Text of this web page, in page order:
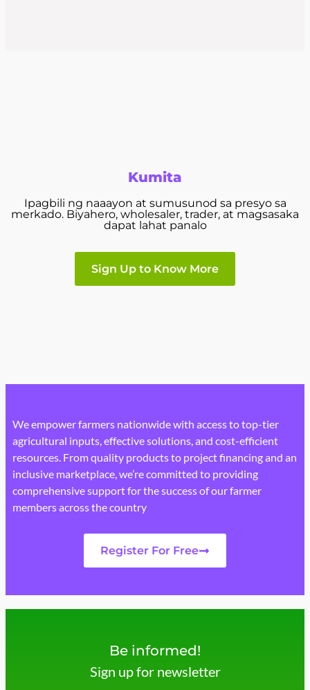
Kumita
Ipagbili ng naaayon at sumusunod sa presyo sa
merkado. Biyahero, wholesaler, trader, at magsasaka
dapat lahat panalo
Sign Up to Know More
We empower farmers nationwide with access to top-tier
agricultural inputs, effective solutions, and cost-efficient
resources. From quality products to project financing and an
inclusive marketplace, we’re committed to providing
comprehensive support for the success of our farmer
members across the country
Register For Free
Be informed!
Sign up for newsletter